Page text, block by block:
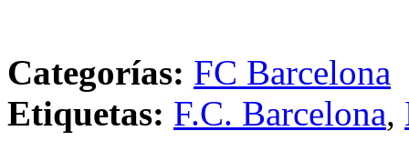
Categorías: FC Barcelona
Etiquetas: F.C. Barcelona,